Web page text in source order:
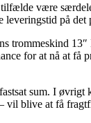
være
leveringstid på
trommeskind
for at nå at få
sum. I øvrigt
vil blive at få